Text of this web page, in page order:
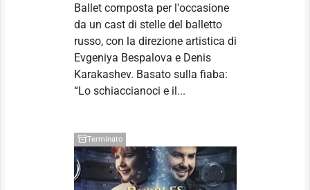
Ballet composta per l'occasione
da un cast di stelle del balletto
russo, con la direzione artistica di
Evgeniya Bespalova e Denis
Karakashev. Basato sulla fiaba:
“Lo schiaccianoci e il...
Terminato